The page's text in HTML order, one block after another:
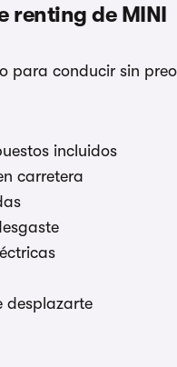
renting de MINI
para conducir sin
incluidos
carretera
desplazarte